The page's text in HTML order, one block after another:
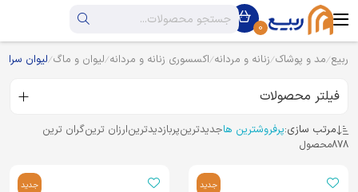
0
ربیع مد و پوشاک زنانه و مردانه اکسسوری زنانه و مردانه لیوان و ماگ لیوان
فیلتر محصولات
مرتب سازی:پرفروشترین هاجدیدترینپربازدیدترینارزان ترینگران ترین
878محصول
جدید جدید